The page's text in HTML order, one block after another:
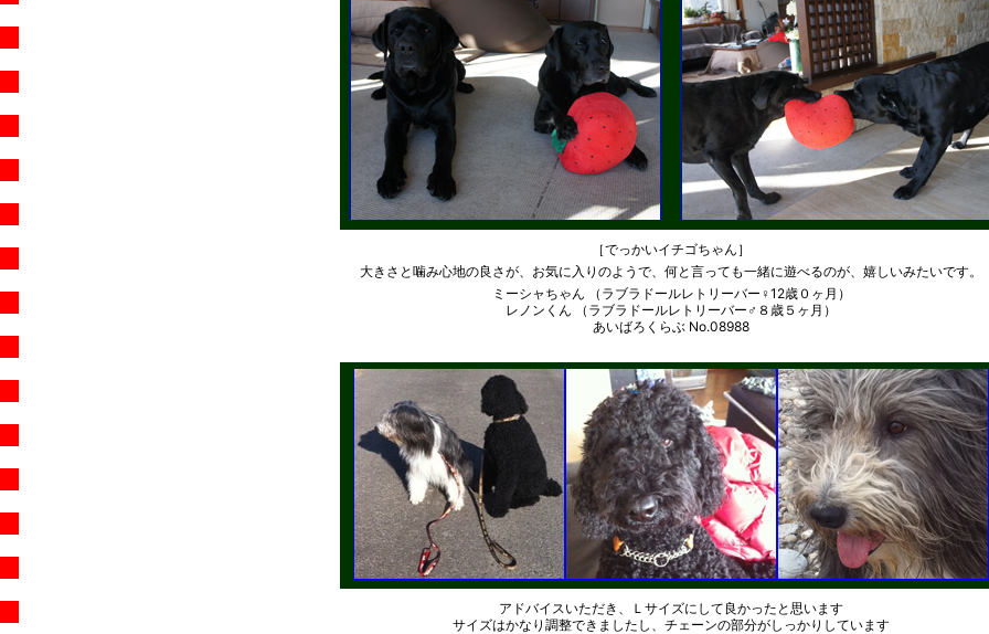
［でっかいイチゴちゃん］
大きさと噛み心地の良さが、お気に入りのようで、何と言っても一緒に遊べるのが、嬉しいみたいです。
ミーシャちゃん （ラブラドールレトリーバー♀12歳０ヶ月）
レノンくん （ラブラドールレトリーバー♂８歳５ヶ月）
あいばろくらぶ No.08988
アドバイスいただき、Ｌサイズにして良かったと思います
サイズはかなり調整できましたし、チェーンの部分がしっかりしています